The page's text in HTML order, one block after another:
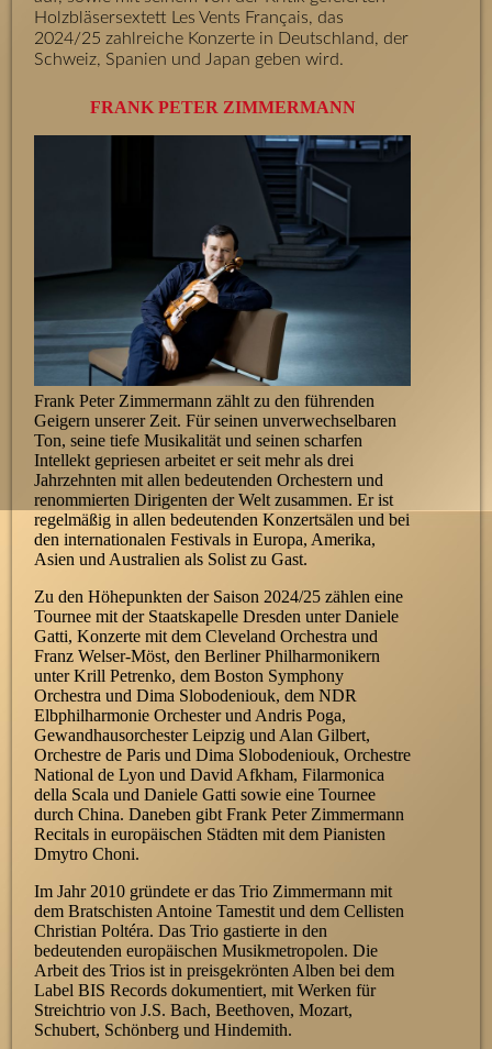
Holzbläsersextett Les Vents Français, das
2024/25 zahlreiche Konzerte in Deutschland, der
Schweiz, Spanien und Japan geben wird.
FRANK PETER ZIMMERMANN
Frank Peter Zimmermann zählt zu den führenden
Geigern unserer Zeit. Für seinen unverwechselbaren
Ton, seine tiefe Musikalität und seinen scharfen
Intellekt gepriesen arbeitet er seit mehr als drei
Jahrzehnten mit allen bedeutenden Orchestern und
renommierten Dirigenten der Welt zusammen. Er ist
regelmäßig in allen bedeutenden Konzertsälen und bei
den internationalen Festivals in Europa, Amerika,
Asien und Australien als Solist zu Gast.
Zu den Höhepunkten der Saison 2024/25 zählen eine
Tournee mit der Staatskapelle Dresden unter Daniele
Gatti, Konzerte mit dem Cleveland Orchestra und
Franz Welser-Möst, den Berliner Philharmonikern
unter Krill Petrenko, dem Boston Symphony
Orchestra und Dima Slobodeniouk, dem NDR
Elbphilharmonie Orchester und Andris Poga,
Gewandhausorchester Leipzig und Alan Gilbert,
Orchestre de Paris und Dima Slobodeniouk, Orchestre
National de Lyon und David Afkham, Filarmonica
della Scala und Daniele Gatti sowie eine Tournee
durch China. Daneben gibt Frank Peter Zimmermann
Recitals in europäischen Städten mit dem Pianisten
Dmytro Choni.
Im Jahr 2010 gründete er das Trio Zimmermann mit
dem Bratschisten Antoine Tamestit und dem Cellisten
Christian Poltéra. Das Trio gastierte in den
bedeutenden europäischen Musikmetropolen. Die
Arbeit des Trios ist in preisgekrönten Alben bei dem
Label BIS Records dokumentiert, mit Werken für
Streichtrio von J.S. Bach, Beethoven, Mozart,
Schubert, Schönberg und Hindemith.